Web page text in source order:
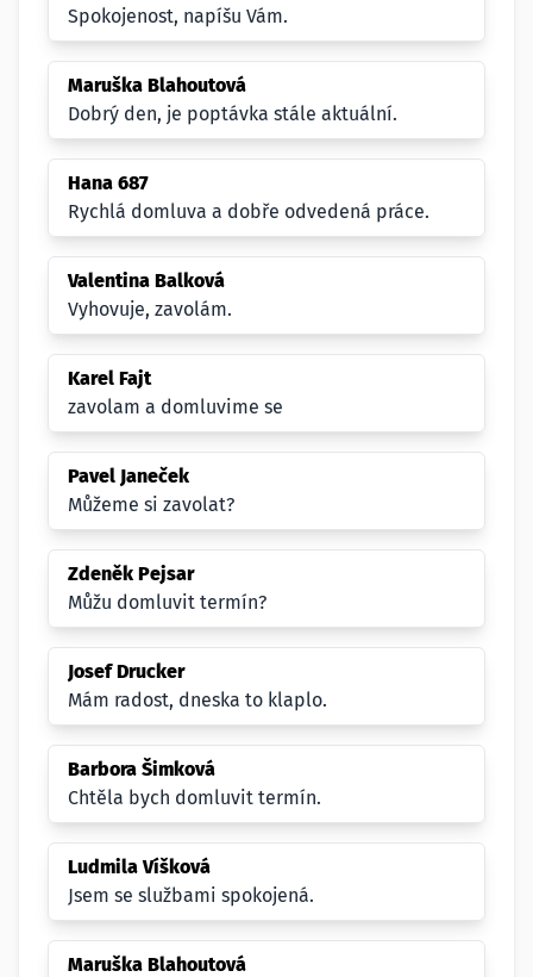
Spokojenost, napíšu Vám.
Maruška Blahoutová
Dobrý den, je poptávka stále aktuální.
Hana 687
Rychlá domluva a dobře odvedená práce.
Valentina Balková
Vyhovuje, zavolám.
Karel Fajt
zavolam a domluvime se
Pavel Janeček
Můžeme si zavolat?
Zdeněk Pejsar
Můžu domluvit termín?
Josef Drucker
Mám radost, dneska to klaplo.
Barbora Šimková
Chtěla bych domluvit termín.
Ludmila Víšková
Jsem se službami spokojená.
Maruška Blahoutová